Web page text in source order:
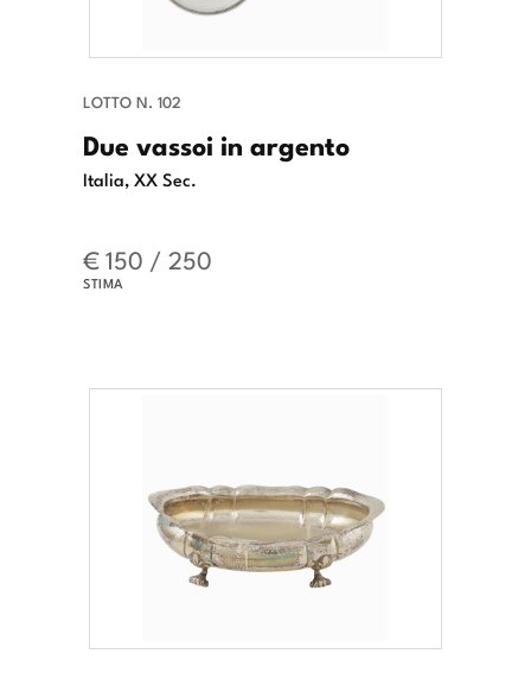
LOTTO N. 102
Due vassoi in argento
Italia, XX Sec.
€ 150 / 250
STIMA